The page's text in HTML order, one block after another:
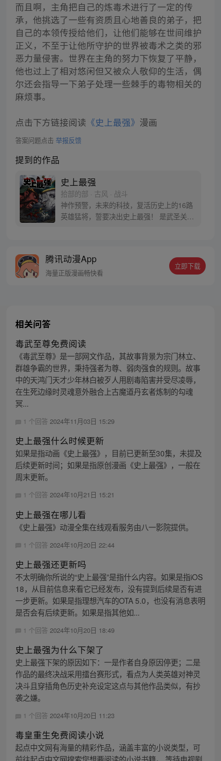
而且啊，主角把自己的炼毒术进行了一定的传
承，他挑选了一些有资质且心地善良的弟子，把
自己的本领传授给他们，让他们能够在世间维护
正义，不至于让他所守护的世界被毒术之类的邪
恶力量侵害。世界在主角的努力下恢复了平静，
他也过上了相对悠闲但又被众人敬仰的生活，偶
尔还会指导一下弟子处理一些棘手的毒物相关的
麻烦事。
点击下方链接阅读 《史上最强》 漫画
答案问题点击 举报反馈
提到的作品
史上最强
拾部的部 · 古风 · 战斗
神作预警，未来的科技，复活历史上的16路
英雄猛将，誓要决出史上最强！ 是武圣关云
丝群：481670726
腾讯动漫App
海量正版漫画畅快看
立即下载
相关问答
毒武至尊免费阅读
《毒武至尊》是一部网文作品，其故事背景为宗门林立、
群雄争霸的世界，秉持强者为尊、弱肉强食的规则。故事
中的天鸿门天才少年林白被歹人用剧毒陷害并受尽凌辱，
在生死边缘时灵魂意外融合上古魔道丹玄者炼制的勾魂
冥...
1 个回答 2024年11月03日 15:29
史上最强什么时候更新
如果是指动画《史上最强》，目前已更新至30集，未提及
后续更新时间；如果是指原创漫画《史上最强》，一般在
周末更新。
1 个回答 2024年10月21日 15:21
史上最强在哪儿看
《史上最强》动漫全集在线观看服务由八一影院提供。
1 个回答 2024年10月20日 22:44
史上最强还更新吗
不太明确你所说的“史上最强”是指什么内容。如果是指iOS
18，从目前信息来看它已经发布，没有提到后续是否有进
一步更新。如果是指理想汽车的OTA 5.0，也没有消息表明
是否会有后续更新。如果是指其他如...
1 个回答 2024年10月20日 18:49
史上最强为什么下架了
史上最强下架的原因如下：一是作者自身原因停更；二是
作品的最终决战采用擂台赛形式，看点为人类英雄对神灵
决斗且穿插角色历史补充设定这点与其他作品类似，有抄
袭之嫌。
1 个回答 2024年10月20日 11:23
毒皇重生免费阅读小说
起点中文网有海量的精彩作品，涵盖丰富的小说类型，可